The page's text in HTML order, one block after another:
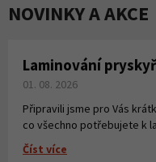
NOVINKY A AKCE
Laminování
01. 08. 2026
Připravili jsme pro Vás
co všechno potřebujete k
Číst více